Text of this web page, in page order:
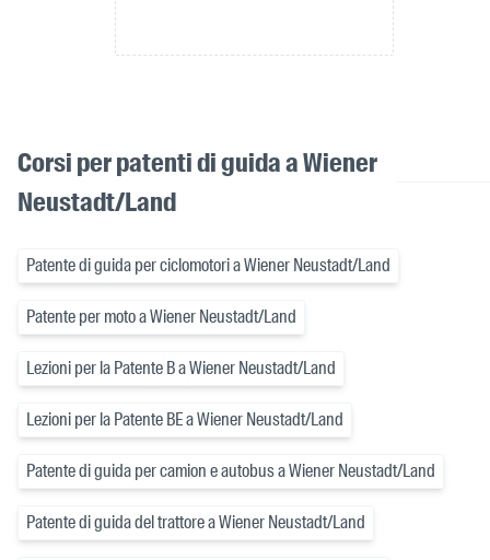
Corsi per patenti di guida a Wiener
Neustadt/Land
Patente di guida per ciclomotori a Wiener Neustadt/Land
Patente per moto a Wiener Neustadt/Land
Lezioni per la Patente B a Wiener Neustadt/Land
Lezioni per la Patente BE a Wiener Neustadt/Land
Patente di guida per camion e autobus a Wiener Neustadt/Land
Patente di guida del trattore a Wiener Neustadt/Land